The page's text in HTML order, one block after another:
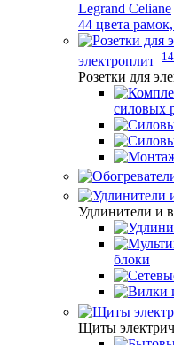
Legrand Celiane
44 цвета
электроплит 14
Розетки для
силовых
Удлинители и
блоки
Щиты